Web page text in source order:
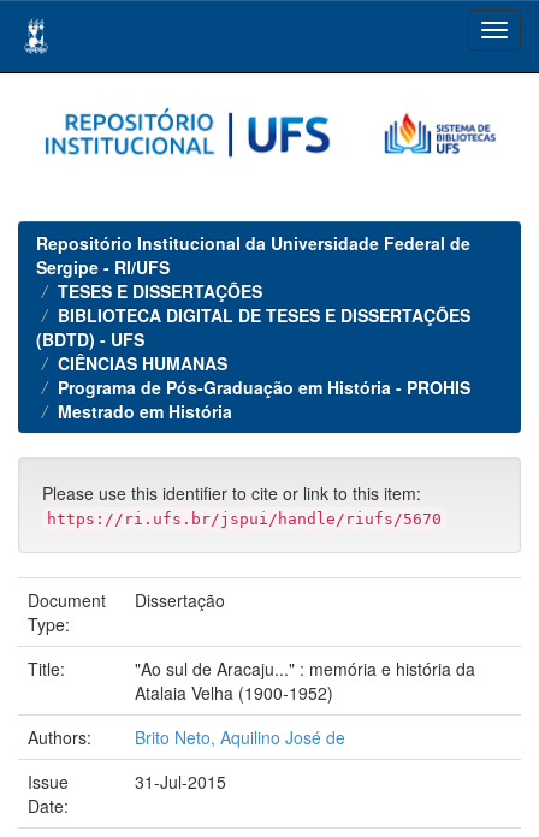
navigation
Repositório Institucional da Universidade Federal de
Sergipe - RI/UFS
TESES E DISSERTAÇÕES
BIBLIOTECA DIGITAL DE TESES E DISSERTAÇÕES
(BDTD) - UFS
CIÊNCIAS HUMANAS
Programa de Pós-Graduação em História - PROHIS
Mestrado em História
Please use this identifier to cite or link to this item:
https://ri.ufs.br/jspui/handle/riufs/5670
Document
Type:
Dissertação
Title:
"Ao sul de Aracaju..." : memória e história da
Atalaia Velha (1900-1952)
Authors:
Brito Neto, Aquilino José de
Issue
Date:
31-Jul-2015